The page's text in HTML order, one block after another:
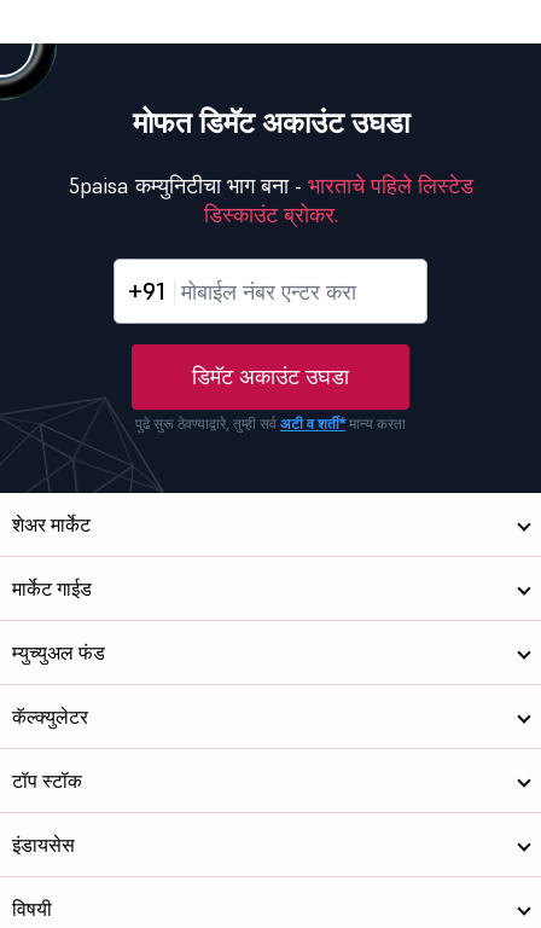
मोफत डिमॅट अकाउंट उघडा
5paisa कम्युनिटीचा भाग बना - भारताचे पहिले लिस्टेड
डिस्काउंट ब्रोकर.
+91
डिमॅट अकाउंट उघडा
पुढे सुरू ठेवण्याद्वारे, तुम्ही सर्व अटी व शर्ती*मान्य करता
शेअर मार्केट
मार्केट गाईड
म्युच्युअल फंड
कॅल्क्युलेटर
टॉप स्टॉक
इंडायसेस
विषयी